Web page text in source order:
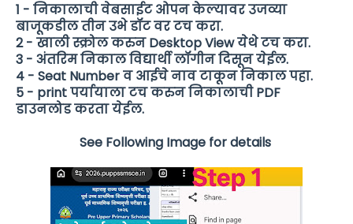
1 - निकालाची वेबसाईट ओपन केल्यावर उजव्या
बाजूकडील तीन उभे डॉट वर टच करा.
2 - खाली स्क्रोल करुन Desktop View येथे टच करा.
3 - अंतरिम निकाल विद्यार्थी लॉगीन दिसून येईल.
4 - Seat Number व आईचे नाव टाकून निकाल पहा.
5 - print पर्यायाला टच करुन निकालाची PDF
डाउनलोड करता येईल.
See Following Image for details